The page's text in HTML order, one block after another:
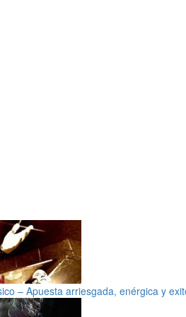
– Apuesta arriesgada, enérgica y